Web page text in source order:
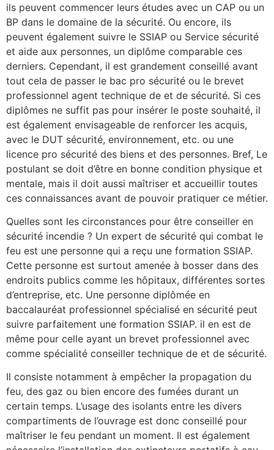
ils peuvent commencer leurs études avec un CAP ou un
BP dans le domaine de la sécurité. Ou encore, ils
peuvent également suivre le SSIAP ou Service sécurité
et aide aux personnes, un diplôme comparable ces
derniers. Cependant, il est grandement conseillé avant
tout cela de passer le bac pro sécurité ou le brevet
professionnel agent technique de et de sécurité. Si ces
diplômes ne suffit pas pour insérer le poste souhaité, il
est également envisageable de renforcer les acquis,
avec le DUT sécurité, environnement, etc. ou une
licence pro sécurité des biens et des personnes. Bref, Le
postulant se doit d’être en bonne condition physique et
mentale, mais il doit aussi maîtriser et accueillir toutes
ces connaissances avant de pouvoir pratiquer ce métier.
Quelles sont les circonstances pour être conseiller en
sécurité incendie ? Un expert de sécurité qui combat le
feu est une personne qui a reçu une formation SSIAP.
Cette personne est surtout amenée à bosser dans des
endroits publics comme les hôpitaux, différentes sortes
d’entreprise, etc. Une personne diplômée en
baccalauréat professionnel spécialisé en sécurité peut
suivre parfaitement une formation SSIAP. il en est de
même pour celle ayant un brevet professionnel avec
comme spécialité conseiller technique de et de sécurité.
Il consiste notamment à empêcher la propagation du
feu, des gaz ou bien encore des fumées durant un
certain temps. L’usage des isolants entre les divers
compartiments de l’ouvrage est donc conseillé pour
maîtriser le feu pendant un moment. Il est également